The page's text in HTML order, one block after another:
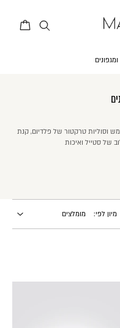
זמש וסוליות טרקטור של פלדיום, קנת
של סטייל ואיכות
מיון לפי: